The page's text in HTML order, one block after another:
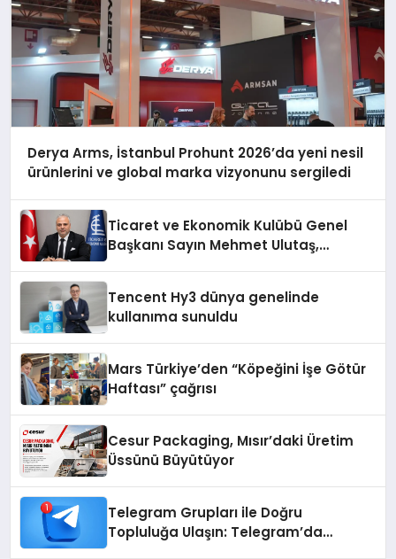
Derya Arms, İstanbul Prohunt 2026’da yeni nesil
ürünlerini ve global marka vizyonunu sergiledi
Ticaret ve Ekonomik Kulübü Genel
Başkanı Sayın Mehmet Ulutaş,
Tencent Hy3 dünya genelinde
kullanıma sunuldu
Mars Türkiye’den “Köpeğini İşe Götür
Haftası” çağrısı
Cesur Packaging, Mısır’daki Üretim
Üssünü Büyütüyor
Telegram Grupları ile Doğru
Topluluğa Ulaşın: Telegram’da